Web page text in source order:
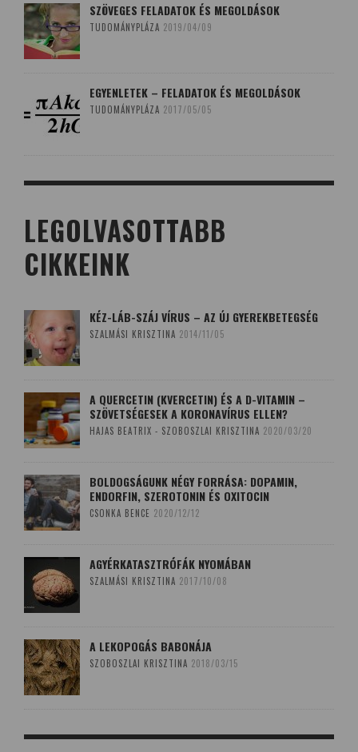
SZÖVEGES FELADATOK ÉS MEGOLDÁSOK
TUDOMÁNYPLÁZA 2019/04/09
EGYENLETEK – FELADATOK ÉS MEGOLDÁSOK
TUDOMÁNYPLÁZA 2017/05/05
LEGOLVASOTTABB
CIKKEINK
KÉZ-LÁB-SZÁJ VÍRUS – AZ ÚJ GYEREKBETEGSÉG
SZALMÁSI KRISZTINA 2014/11/05
A QUERCETIN (KVERCETIN) ÉS A D-VITAMIN –
SZÖVETSÉGESEK A KORONAVÍRUS ELLEN?
HAJAS BEATRIX - SZOBOSZLAI KRISZTINA 2020/03/20
BOLDOGSÁGUNK NÉGY FORRÁSA: DOPAMIN,
ENDORFIN, SZEROTONIN ÉS OXITOCIN
CSONKA BENCE 2020/12/12
AGYÉRKATASZTRÓFÁK NYOMÁBAN
SZALMÁSI KRISZTINA 2017/10/08
A LEKOPOGÁS BABONÁJA
SZOBOSZLAI KRISZTINA 2018/03/15